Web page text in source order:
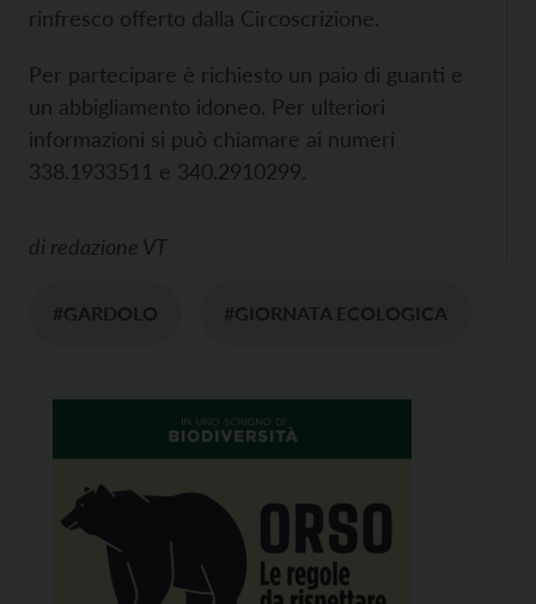
rinfresco offerto dalla Circoscrizione.
Per partecipare è richiesto un paio di guanti e
un abbigliamento idoneo. Per ulteriori
informazioni si può chiamare ai numeri
338.1933511 e 340.2910299.
di redazione VT
#GARDOLO #GIORNATA ECOLOGICA